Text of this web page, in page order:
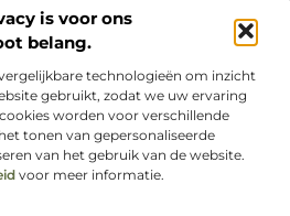
is voor ons
belang.
technologieën om inzicht
gebruikt, zodat we uw ervaring
worden voor verschillende
tonen van gepersonaliseerde
van het gebruik van de website.
voor meer informatie.
inspiratie op supportede.nl
blogs boordevol kennis, motivatie
jouw leven net even makkelijker